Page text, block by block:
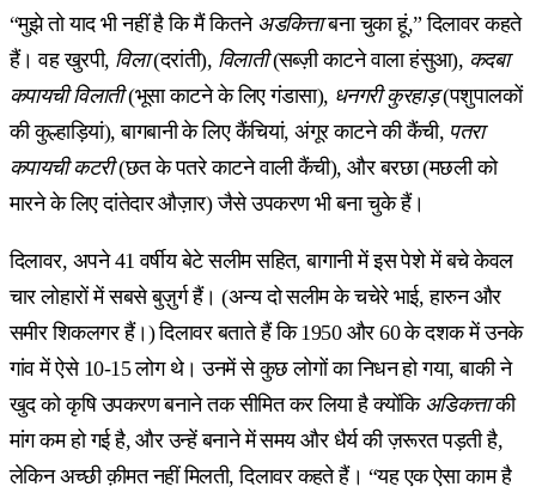
“मुझे तो याद भी नहीं है कि मैं कितने अडकित्ताबना चुका हूं,” दिलावर कहते
हैं। वह खुरपी, विला(दरांती), विलाती(सब्ज़ी काटने वाला हंसुआ), कदबा
कपायची विलाती(भूसा काटने के लिए गंडासा), धनगरी कुरहाड़(पशुपालकों
की कुल्हाड़ियां), बागबानी के लिए कैंचियां, अंगूर काटने की कैंची, पतरा
कपायची कटरी(छत के पतरे काटने वाली कैंची), और बरछा (मछली को
मारने के लिए दांतेदार औज़ार) जैसे उपकरण भी बना चुके हैं।
दिलावर, अपने 41 वर्षीय बेटे सलीम सहित, बागानी में इस पेशे में बचे केवल
चार लोहारों में सबसे बुज़ुर्ग हैं। (अन्य दो सलीम के चचेरे भाई, हारुन और
समीर शिकलगर हैं।) दिलावर बताते हैं कि 1950 और 60 के दशक में उनके
गांव में ऐसे 10-15 लोग थे। उनमें से कुछ लोगों का निधन हो गया, बाकी ने
खुद को कृषि उपकरण बनाने तक सीमित कर लिया है क्योंकि अडिकत्ताकी
मांग कम हो गई है, और उन्हें बनाने में समय और धैर्य की ज़रूरत पड़ती है,
लेकिन अच्छी क़ीमत नहीं मिलती, दिलावर कहते हैं। “यह एक ऐसा काम है